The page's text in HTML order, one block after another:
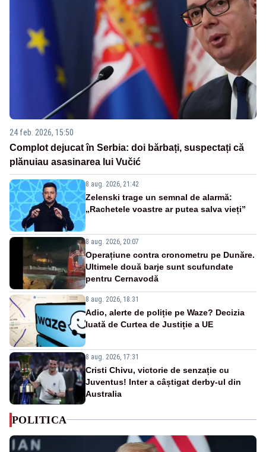
24 feb. 2026, 15:50
Complot dejucat în Serbia: doi bărbați, suspectați că
plănuiau asasinarea lui Vučić
8 aug. 2026, 21:42
Zelenski trage un semnal de alarmă:
„Rachetele voastre ar putea salva vieți”
8 aug. 2026, 20:07
Operațiune contra cronometru pe Dunăre.
Ultimele două barje sunt scufundate
pentru Cernavodă
8 aug. 2026, 18:31
Adio, alerte de poliție pe Waze? Decizia
luată de Curtea de Justiție a UE
8 aug. 2026, 17:31
Cristi Chivu, victorie de senzație cu
Juventus! Inter a câștigat derby-ul din
Australia
POLITICA